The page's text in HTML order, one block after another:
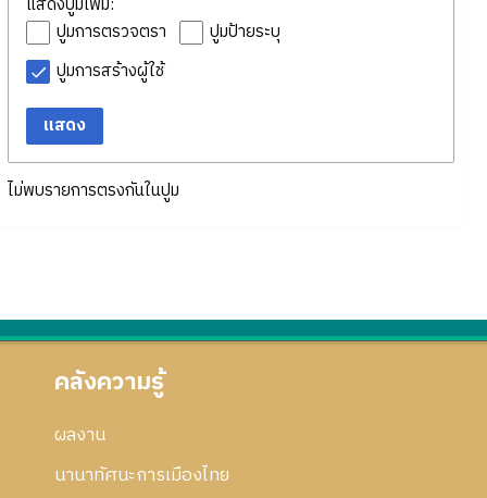
ปูมการตรวจตรา
ปูมป้ายระบุ
ปูมการสร้างผู้ใช้
แสดง
ไม่พบรายการตรงกันในปูม
คลังความรู้
ผลงาน
นานาทัศนะการเมืองไทย